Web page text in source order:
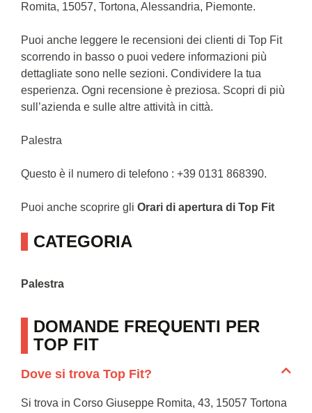
Romita, 15057, Tortona, Alessandria, Piemonte.
Puoi anche leggere le recensioni dei clienti di Top Fit
scorrendo in basso o puoi vedere informazioni più
dettagliate sono nelle sezioni. Condividere la tua
esperienza. Ogni recensione è preziosa. Scopri di più
sull’azienda e sulle altre attività in città.
Palestra
Questo è il numero di telefono : +39 0131 868390.
Puoi anche scoprire gli Orari di apertura di Top Fit
CATEGORIA
Palestra
DOMANDE FREQUENTI PER
TOP FIT
Dove si trova Top Fit?
Si trova in Corso Giuseppe Romita, 43, 15057 Tortona